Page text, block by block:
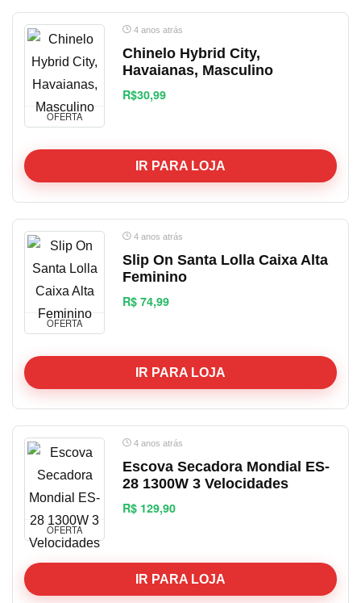
OFERTA
4 anos atrás
Chinelo Hybrid City,
Havaianas, Masculino
R$30,99
IR PARA LOJA
OFERTA
4 anos atrás
Slip On Santa Lolla Caixa Alta
Feminino
R$ 74,99
IR PARA LOJA
OFERTA
4 anos atrás
Escova Secadora Mondial ES-
28 1300W 3 Velocidades
R$ 129,90
IR PARA LOJA